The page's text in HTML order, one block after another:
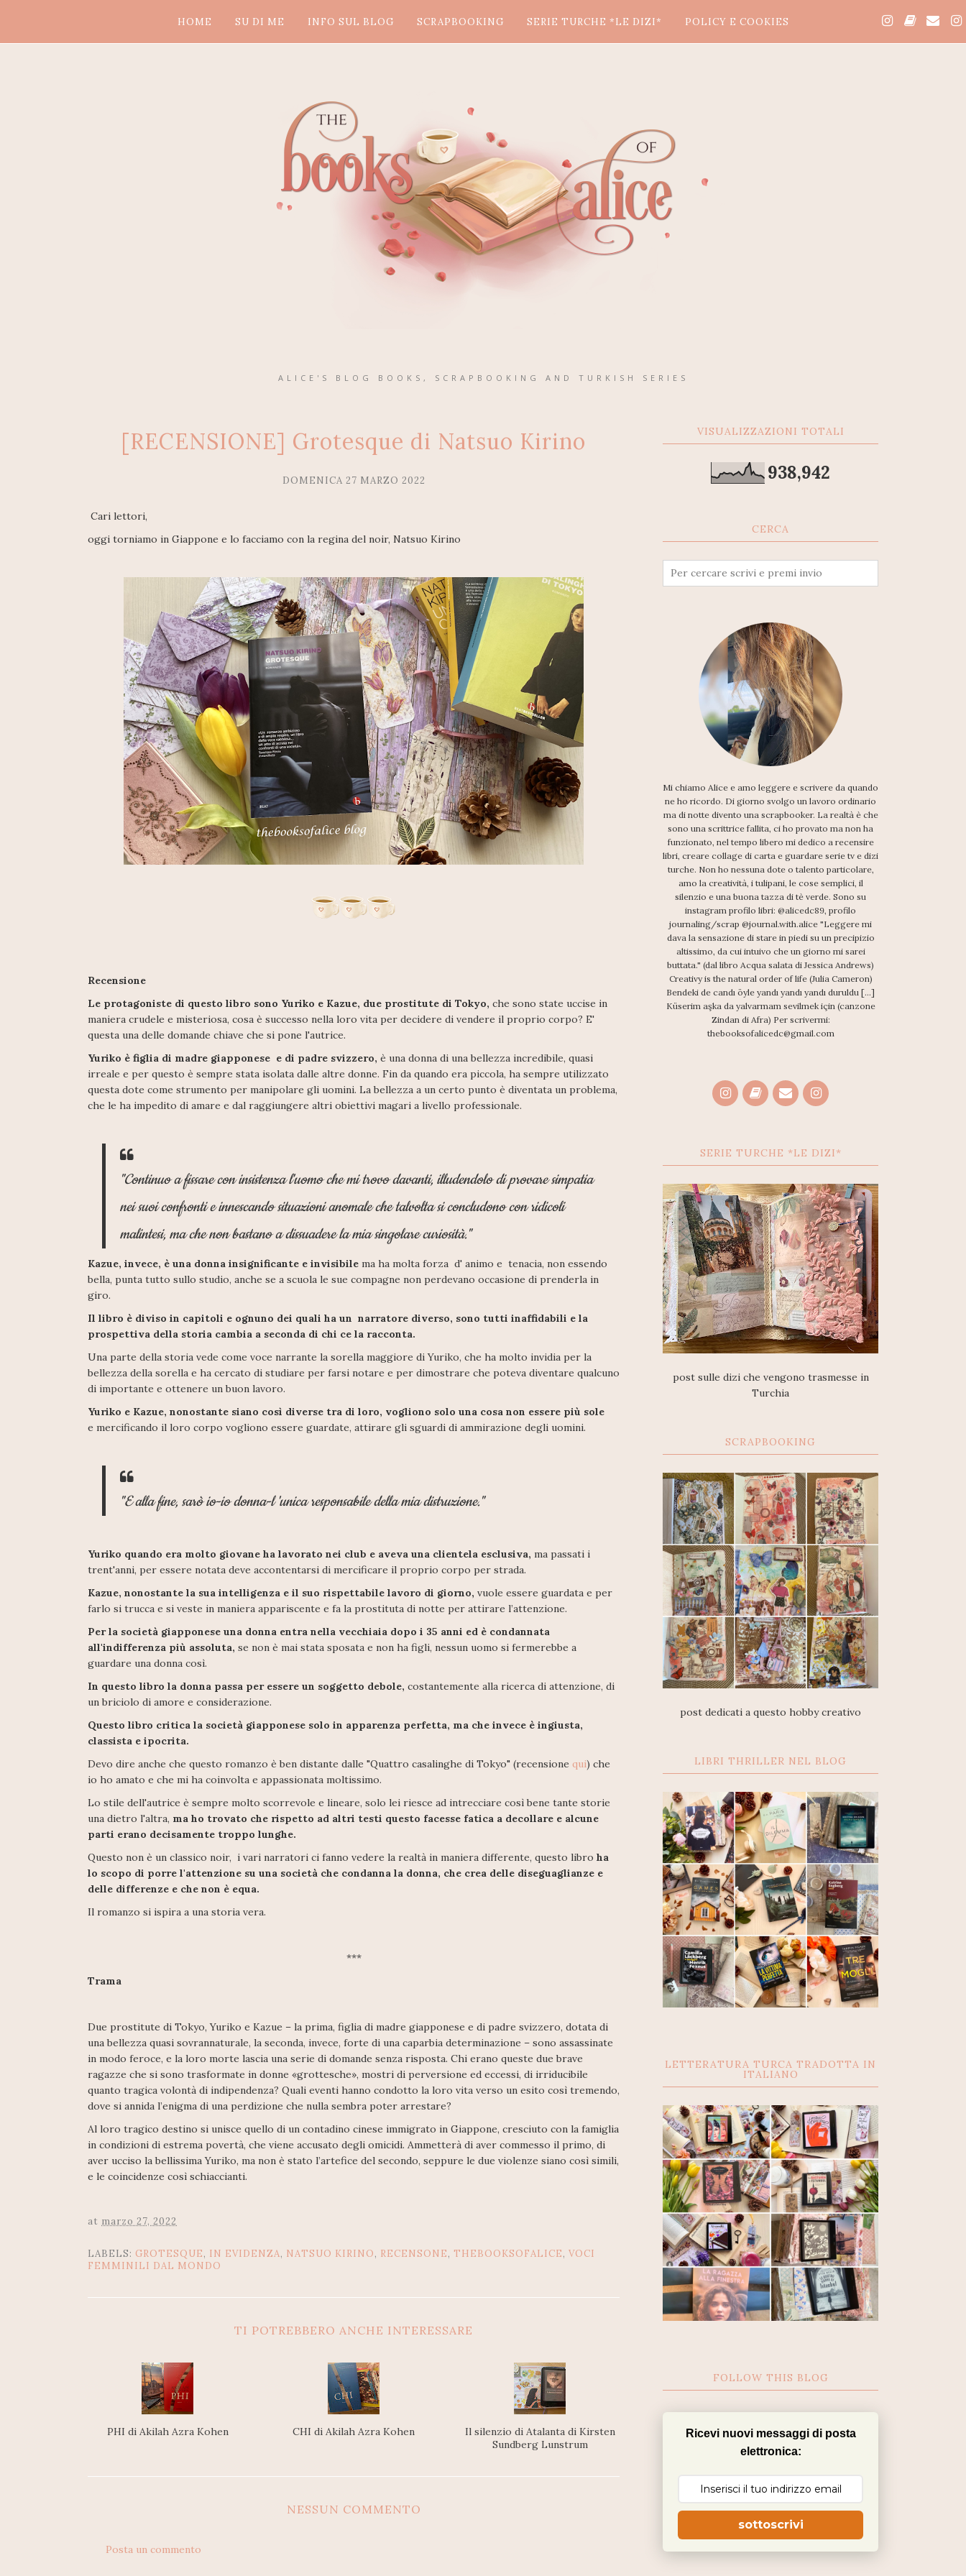
HOME SU DI ME INFO SUL BLOG SCRAPBOOKING SERIE TURCHE *LE DIZI* POLICY E COOKIES
ALICE'S BLOG BOOKS, SCRAPBOOKING AND TURKISH SERIES
[RECENSIONE] Grotesque di Natsuo Kirino
DOMENICA 27 MARZO 2022
Cari lettori,
oggi torniamo in Giappone e lo facciamo con la regina del noir, Natsuo Kirino
Recensione
Le protagoniste di questo libro sono Yuriko e Kazue, due prostitute di Tokyo, che sono state uccise in
maniera crudele e misteriosa, cosa è successo nella loro vita per decidere di vendere il proprio corpo? E'
questa una delle domande chiave che si pone l'autrice.
Yuriko è figlia di madre giapponese e di padre svizzero, è una donna di una bellezza incredibile, quasi
irreale e per questo è sempre stata isolata dalle altre donne. Fin da quando era piccola, ha sempre utilizzato
questa dote come strumento per manipolare gli uomini. La bellezza a un certo punto è diventata un problema,
che le ha impedito di amare e dal raggiungere altri obiettivi magari a livello professionale.
"Continuo a fissare con insistenza l'uomo che mi trovo davanti, illudendolo di provare simpatia
nei suoi confronti e innescando situazioni anomale che talvolta si concludono con ridicoli
malintesi, ma che non bastano a dissuadere la mia singolare curiosità."
Kazue, invece, è una donna insignificante e invisibile ma ha molta forza d' animo e tenacia, non essendo
bella, punta tutto sullo studio, anche se a scuola le sue compagne non perdevano occasione di prenderla in
giro.
Il libro è diviso in capitoli e ognuno dei quali ha un narratore diverso, sono tutti inaffidabili e la
prospettiva della storia cambia a seconda di chi ce la racconta.
Una parte della storia vede come voce narrante la sorella maggiore di Yuriko, che ha molto invidia per la
bellezza della sorella e ha cercato di studiare per farsi notare e per dimostrare che poteva diventare qualcuno
di importante e ottenere un buon lavoro.
Yuriko e Kazue, nonostante siano così diverse tra di loro, vogliono solo una cosa non essere più sole
e mercificando il loro corpo vogliono essere guardate, attirare gli sguardi di ammirazione degli uomini.
"E alla fine, sarò io-io donna-l 'unica responsabile della mia distruzione."
Yuriko quando era molto giovane ha lavorato nei club e aveva una clientela esclusiva, ma passati i
trent'anni, per essere notata deve accontentarsi di mercificare il proprio corpo per strada.
Kazue, nonostante la sua intelligenza e il suo rispettabile lavoro di giorno, vuole essere guardata e per
farlo si trucca e si veste in maniera appariscente e fa la prostituta di notte per attirare l’attenzione.
Per la società giapponese una donna entra nella vecchiaia dopo i 35 anni ed è condannata
all'indifferenza più assoluta, se non è mai stata sposata e non ha figli, nessun uomo si fermerebbe a
guardare una donna così.
In questo libro la donna passa per essere un soggetto debole, costantemente alla ricerca di attenzione, di
un briciolo di amore e considerazione.
Questo libro critica la società giapponese solo in apparenza perfetta, ma che invece è ingiusta,
classista e ipocrita.
Devo dire anche che questo romanzo è ben distante dalle "Quattro casalinghe di Tokyo" (recensione qui) che
io ho amato e che mi ha coinvolta e appassionata moltissimo.
Lo stile dell'autrice è sempre molto scorrevole e lineare, solo lei riesce ad intrecciare così bene tante storie
una dietro l'altra, ma ho trovato che rispetto ad altri testi questo facesse fatica a decollare e alcune
parti erano decisamente troppo lunghe.
Questo non è un classico noir, i vari narratori ci fanno vedere la realtà in maniera differente, questo libro ha
lo scopo di porre l'attenzione su una società che condanna la donna, che crea delle diseguaglianze e
delle differenze e che non è equa.
Il romanzo si ispira a una storia vera.
***
Trama
Due prostitute di Tokyo, Yuriko e Kazue – la prima, figlia di madre giapponese e di padre svizzero, dotata di
una bellezza quasi sovrannaturale, la seconda, invece, forte di una caparbia determinazione – sono assassinate
in modo feroce, e la loro morte lascia una serie di domande senza risposta. Chi erano queste due brave
ragazze che si sono trasformate in donne «grottesche», mostri di perversione ed eccessi, di irriducibile
quanto tragica volontà di indipendenza? Quali eventi hanno condotto la loro vita verso un esito così tremendo,
dove si annida l’enigma di una perdizione che nulla sembra poter arrestare?
Al loro tragico destino si unisce quello di un contadino cinese immigrato in Giappone, cresciuto con la famiglia
in condizioni di estrema povertà, che viene accusato degli omicidi. Ammetterà di aver commesso il primo, di
aver ucciso la bellissima Yuriko, ma non è stato l’artefice del secondo, seppure le due violenze siano così simili,
e le coincidenze così schiaccianti.
at marzo 27, 2022
LABELS: GROTESQUE, IN EVIDENZA, NATSUO KIRINO, RECENSONE, THEBOOKSOFALICE, VOCI
FEMMINILI DAL MONDO
TI POTREBBERO ANCHE INTERESSARE
PHI di Akilah Azra Kohen CHI di Akilah Azra Kohen
Il silenzio di Atalanta di Kirsten
Sundberg Lunstrum
NESSUN COMMENTO
Posta un commento
VISUALIZZAZIONI TOTALI
938,942
CERCA
Mi chiamo Alice e amo leggere e scrivere da quando
ne ho ricordo. Di giorno svolgo un lavoro ordinario
ma di notte divento una scrapbooker. La realtà è che
sono una scrittrice fallita, ci ho provato ma non ha
funzionato, nel tempo libero mi dedico a recensire
libri, creare collage di carta e guardare serie tv e dizi
turche. Non ho nessuna dote o talento particolare,
amo la creatività, i tulipani, le cose semplici, il
silenzio e una buona tazza di tè verde. Sono su
instagram profilo libri: @alicedc89, profilo
journaling/scrap @journal.with.alice "Leggere mi
dava la sensazione di stare in piedi su un precipizio
altissimo, da cui intuivo che un giorno mi sarei
buttata." (dal libro Acqua salata di Jessica Andrews)
Creativy is the natural order of life (Julia Cameron)
Bendeki de candı öyle yandı yandı yandı duruldu [...]
Küserim aşka da yalvarmam sevilmek için (canzone
Zindan di Afra) Per scrivermi:
thebooksofalicedc@gmail.com
SERIE TURCHE *LE DIZI*
post sulle dizi che vengono trasmesse in
Turchia
SCRAPBOOKING
post dedicati a questo hobby creativo
LIBRI THRILLER NEL BLOG
LETTERATURA TURCA TRADOTTA IN
ITALIANO
FOLLOW THIS BLOG
Ricevi nuovi messaggi di posta
elettronica:
sottoscrivi